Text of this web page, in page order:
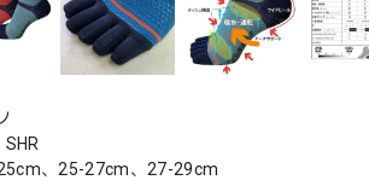
、25-27cm、27-29cm